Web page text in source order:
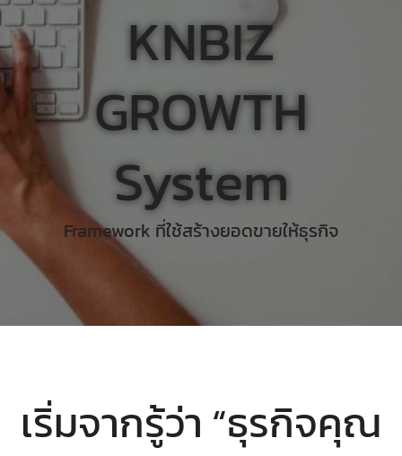
KNBIZ
GROWTH
System
Framework ที่ใช้สร้างยอดขายให้ธุรกิจ
เริ่มจากรู้ว่า “ธุรกิจคุณ